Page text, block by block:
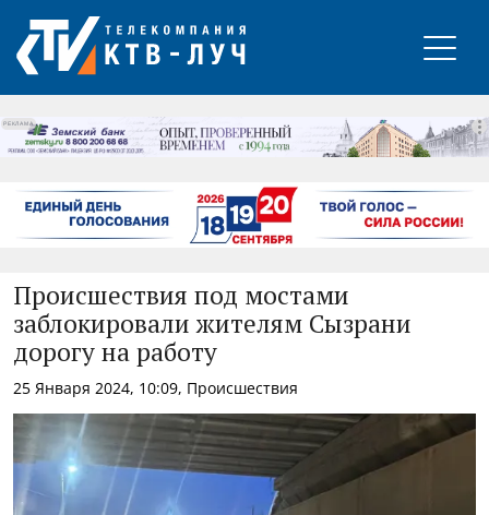
РЕКЛАМА
Происшествия под мостами
заблокировали жителям Сызрани
дорогу на работу
25 Января 2024, 10:09, Происшествия